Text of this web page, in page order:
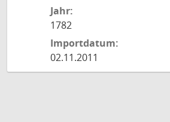
Jahr:
1782
Importdatum:
02.11.2011